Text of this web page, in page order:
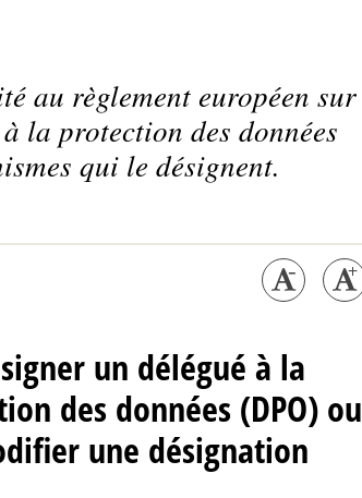
au règlement européen sur
la protection des données
qui le désignent.
un délégué à la
des données (DPO) ou
une désignation